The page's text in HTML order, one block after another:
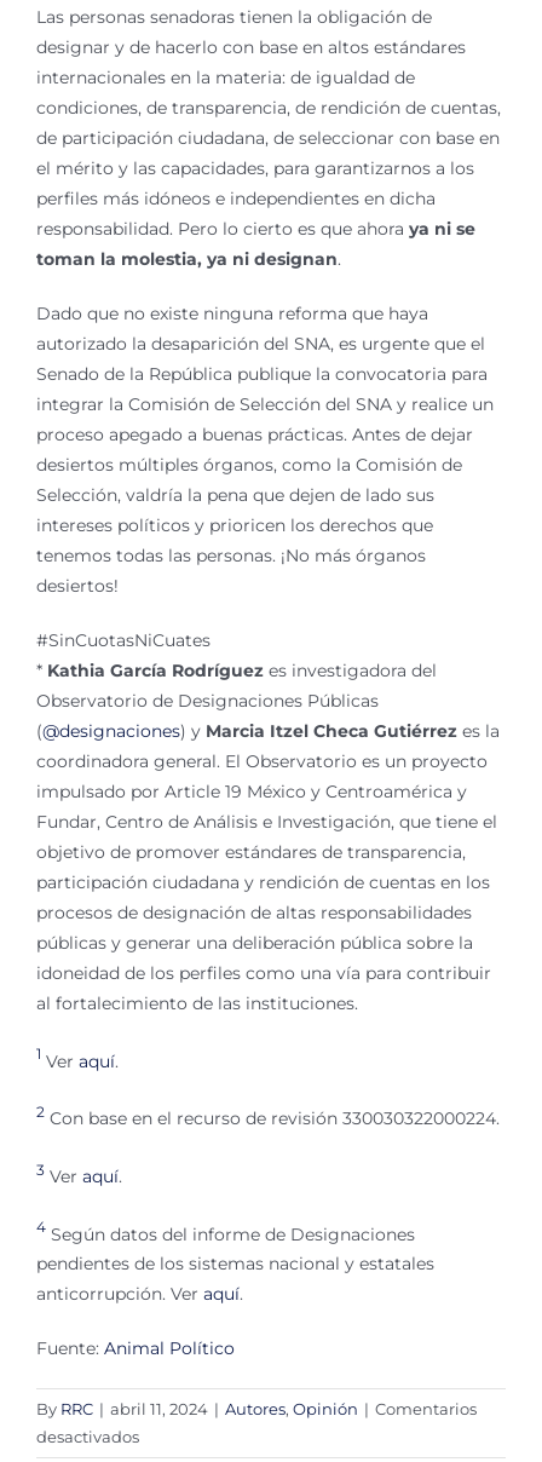
Las personas senadoras tienen la obligación de
designar y de hacerlo con base en altos estándares
internacionales en la materia: de igualdad de
condiciones, de transparencia, de rendición de cuentas,
de participación ciudadana, de seleccionar con base en
el mérito y las capacidades, para garantizarnos a los
perfiles más idóneos e independientes en dicha
responsabilidad. Pero lo cierto es que ahora ya ni se
toman la molestia, ya ni designan.
Dado que no existe ninguna reforma que haya
autorizado la desaparición del SNA, es urgente que el
Senado de la República publique la convocatoria para
integrar la Comisión de Selección del SNA y realice un
proceso apegado a buenas prácticas. Antes de dejar
desiertos múltiples órganos, como la Comisión de
Selección, valdría la pena que dejen de lado sus
intereses políticos y prioricen los derechos que
tenemos todas las personas. ¡No más órganos
desiertos!
#SinCuotasNiCuates
* Kathia García Rodríguez es investigadora del
Observatorio de Designaciones Públicas
(@designaciones) y Marcia Itzel Checa Gutiérrez es la
coordinadora general. El Observatorio es un proyecto
impulsado por Article 19 México y Centroamérica y
Fundar, Centro de Análisis e Investigación, que tiene el
objetivo de promover estándares de transparencia,
participación ciudadana y rendición de cuentas en los
procesos de designación de altas responsabilidades
públicas y generar una deliberación pública sobre la
idoneidad de los perfiles como una vía para contribuir
al fortalecimiento de las instituciones.
1 Ver aquí.
2 Con base en el recurso de revisión 330030322000224.
3 Ver aquí.
4 Según datos del informe de Designaciones
pendientes de los sistemas nacional y estatales
anticorrupción. Ver aquí.
Fuente: Animal Político
By RRC | abril 11, 2024 | Autores, Opinión | Comentarios
desactivadosen